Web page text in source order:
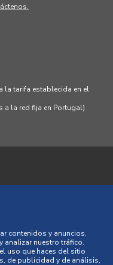
la tarifa establecida en el
la red fija en Portugal)
contenidos y anuncios,
analizar nuestro tráfico.
uso que haces del sitio
de publicidad y de análisis,